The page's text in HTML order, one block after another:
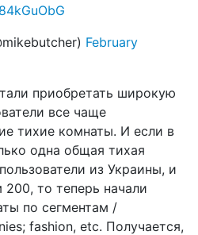
February
приобретать широкую
все чаще
тихие комнаты. И если в
одна общая тихая
из Украины, и
то теперь начали
по сегментам /
fashion, etc. Получается,